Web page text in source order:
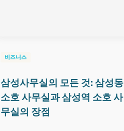
비즈니스
삼성사무실의 모든 것: 삼성동
소호 사무실과 삼성역 소호 사
무실의 장점